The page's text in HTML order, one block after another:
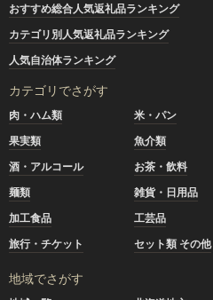
おすすめ総合人気返礼品ランキング
カテゴリ別人気返礼品ランキング
人気自治体ランキング
カテゴリでさがす
肉・ハム類 米・パン
果実類
魚介類
酒・アルコール
お茶・飲料
麺類
雑貨・日用品
加工食品
工芸品
旅行・チケット
セット類 その他
地域でさがす